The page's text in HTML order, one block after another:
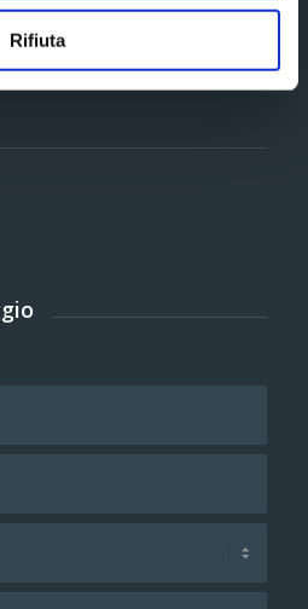
Rifiuta